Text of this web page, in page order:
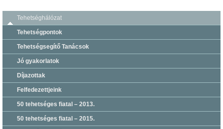
Tehetséghálózat
Tehetségpontok
Tehetségsegítő Tanácsok
Jó gyakorlatok
Díjazottak
Felfedezettjeink
50 tehetséges fiatal – 2013.
50 tehetséges fiatal – 2015.